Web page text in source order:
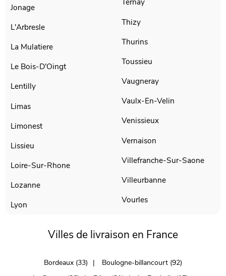
Jonage
L'Arbresle
La Mulatiere
Le Bois-D'Oingt
Lentilly
Limas
Limonest
Lissieu
Loire-Sur-Rhone
Lozanne
Lyon
Thizy
Thurins
Toussieu
Vaugneray
Vaulx-En-Velin
Venissieux
Vernaison
Villefranche-Sur-Saone
Villeurbanne
Vourles
Villes de livraison en France
Bordeaux (33)
Boulogne-billancourt (92)